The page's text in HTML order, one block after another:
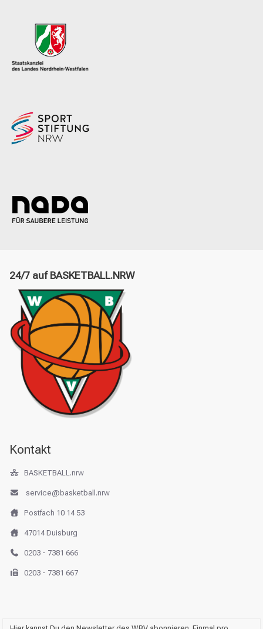
24/7 auf BASKETBALL.NRW
Kontakt
BASKETBALL.nrw
service@basketball.nrw
Postfach 10 14 53
47014 Duisburg
0203 - 7381 666
0203 - 7381 667